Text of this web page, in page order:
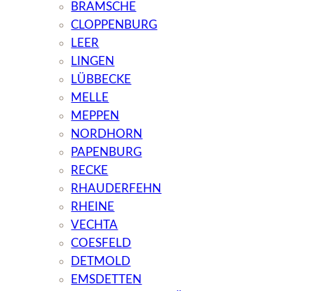
BRAMSCHE
CLOPPENBURG
LEER
LINGEN
LÜBBECKE
MELLE
MEPPEN
NORDHORN
PAPENBURG
RECKE
RHAUDERFEHN
RHEINE
VECHTA
COESFELD
DETMOLD
EMSDETTEN